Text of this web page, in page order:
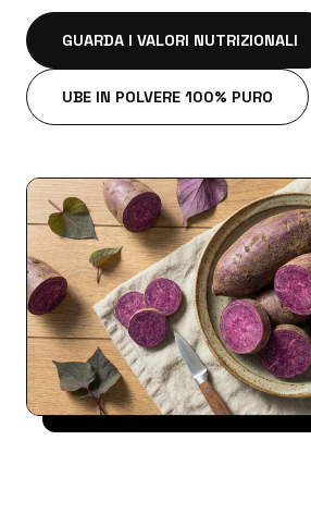
GUARDA I VALORI NUTRIZIONALI
UBE IN POLVERE 100% PURO